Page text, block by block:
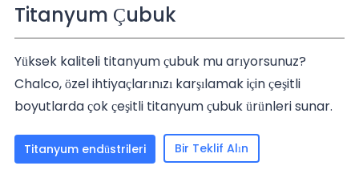
Titanyum Çubuk
Yüksek kaliteli titanyum çubuk mu arıyorsunuz?
Chalco, özel ihtiyaçlarınızı karşılamak için çeşitli
boyutlarda çok çeşitli titanyum çubuk ürünleri sunar.
Titanyum endüstrileri Bir Teklif Alın